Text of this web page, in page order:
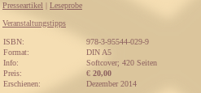
Presseartikel | Leseprobe
Veranstaltungstipps
ISBN:
978-3-95544-029-9
Format:
DIN A5
Info:
Softcover; 420 Seiten
Preis:
€ 20,00
Erschienen:
Dezember 2014